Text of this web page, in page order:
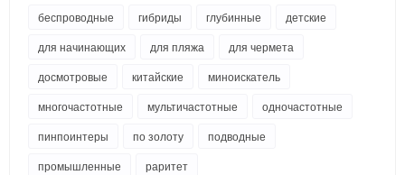
беспроводные
гибриды глубинные
детские
для начинающих
для пляжа
для чермета
досмотровые
китайские
миноискатель
многочастотные
мультичастотные
одночастотные
пинпоинтеры
по золоту
подводные
промышленные
раритет